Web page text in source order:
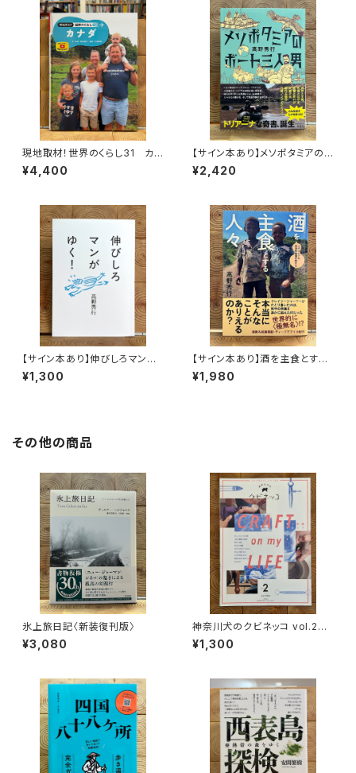
現地取材！世界のくらし31 カナ
ダ
¥4,400
【サイン本あり】メソポタミアの
ボート三人男
¥2,420
【サイン本あり】伸びしろマンが
ゆく！
¥1,300
【サイン本あり】酒を主食とする
人々 エチオピアの科学的秘境
を旅する
¥1,980
その他の商品
氷上旅日記〈新装復刊版〉
¥3,080
神奈川犬のクビネッコ vol.2
特集：CRAFT on my LIFE
¥1,300